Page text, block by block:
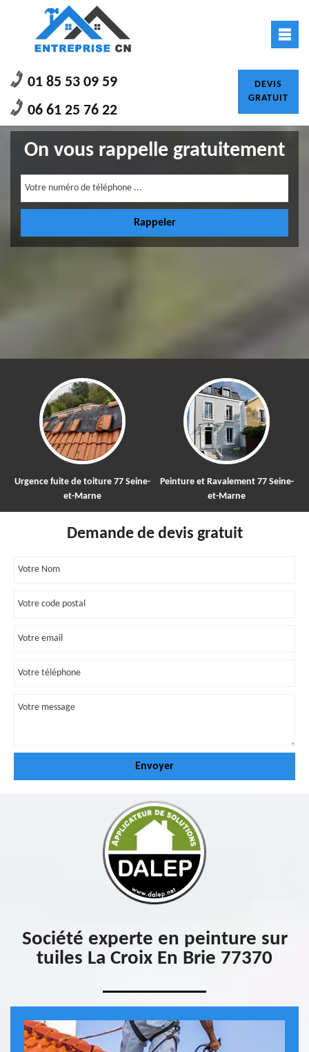
01 85 53 09 59
06 61 25 76 22
DEVIS
GRATUIT
On vous rappelle gratuitement
Urgence fuite de toiture 77 Seine-
et-Marne
Peinture et Ravalement 77 Seine-
et-Marne
Demande de devis gratuit
Société experte en peinture sur
tuiles La Croix En Brie 77370